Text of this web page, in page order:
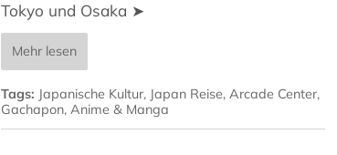
Tokyo und Osaka ➤
Mehr lesen
Tags: Japanische Kultur, Japan Reise,Arcade Center,
Gachapon,Anime & Manga